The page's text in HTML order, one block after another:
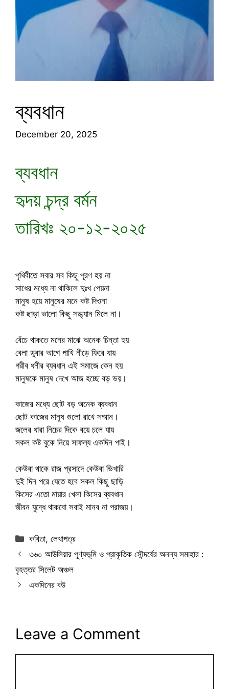
ব্যবধান
December 20, 2025
ব্যবধান
হৃদয় চন্দ্র বর্মন
তারিখঃ ২০-১২-২০২৫
পৃথিবীতে সবার সব কিছু পূরণ হয় না
সাধের মধ্যে না থাকিলে দুঃখ পেয়না
মানুষ হয়ে মানুষের মনে কষ্ট দিওনা
কষ্ট ছাড়া ভালো কিছু সন্ধ্যান মিলে না।
বেঁচে থাকতে মনের মাঝে অনেক চিন্তা হয়
বেলা ডুবার আগে পাখি নীড়ে ফিরে যায়
গরীব ধনীর ব্যবধান এই সমাজে কেন হয়
মানুষকে মানুষ দেখে আজ হচ্ছে বড় ভয়।
কাজের মধ্যে ছোট বড় অনেক ব্যবধান
ছোট কাজের মানুষ গুলো রাখে সম্মান।
জলের ধারা নিচের দিকে বয়ে চলে যায়
সকল কষ্ট বুকে নিয়ে সাফল্য একদিন পাই।
কেউবা থাকে রাজ প্রসাদে কেউবা ভিখারি
দুই দিন পরে যেতে হবে সকল কিছু ছাড়ি
কিসের এতো মায়ার খেলা কিসের ব্যবধান
জীবন যুদ্ধে থাকবো সবাই মানব না পরাজয়।
Categories
কবিতা,লেখাপত্র
৩৬০ আউলিয়ার পূণ্যভূমি ও প্রাকৃতিক সৌন্দর্যের অনন্য সমাহার :
বৃহত্তর সিলেট অঞ্চল
একদিনের বউ
Leave a Comment